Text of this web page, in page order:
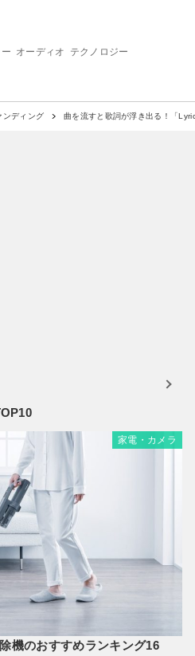
オーディオ テクノロジー
ンディング 曲を流すと歌詞が浮き出る！「
家電・カメラ
機のおすすめランキング16